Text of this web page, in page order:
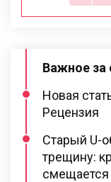
Важное за
Новая
Рецензия
Старый U-
трещину:
смещается